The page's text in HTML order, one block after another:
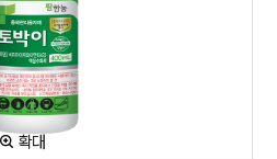
확대